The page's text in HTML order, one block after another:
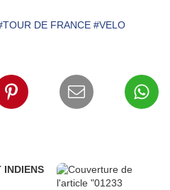
DE FRANCE #VELO
INDIENS